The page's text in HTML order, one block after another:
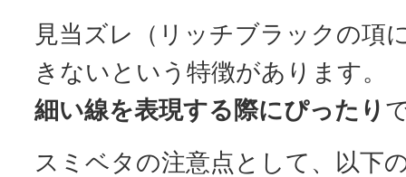
見当ズレ（リッチブラックの項
きないという特徴があります。
細い線を表現する際にぴったり
スミベタの注意点として、以下